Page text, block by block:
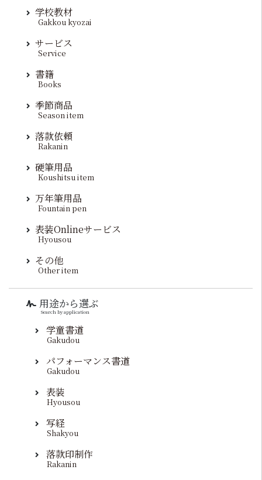
学校教材
Gakkou kyozai
サービス
Service
書籍
Books
季節商品
Season item
落款依頼
Rakanin
硬筆用品
Koushitsu item
万年筆用品
Fountain pen
表装Onlineサービス
Hyousou
その他
Other item
用途から選ぶ
Search by application
学童書道
Gakudou
パフォーマンス書道
Gakudou
表装
Hyousou
写経
Shakyou
落款印制作
Rakanin